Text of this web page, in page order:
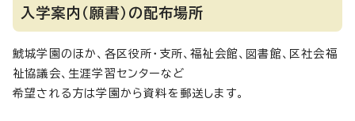
入学案内（願書）の配布場所
鯱城学園のほか、各区役所・支所、福祉会館、図書館、区社会福
祉協議会、生涯学習センターなど
希望される方は学園から資料を郵送します。